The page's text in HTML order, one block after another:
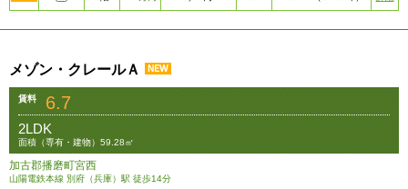
メゾン・クレールＡ
賃料 6.7
2LDK
面積（専有・建物）59.28㎡
加古郡播磨町宮西
山陽電鉄本線 別府（兵庫）駅 徒歩14分